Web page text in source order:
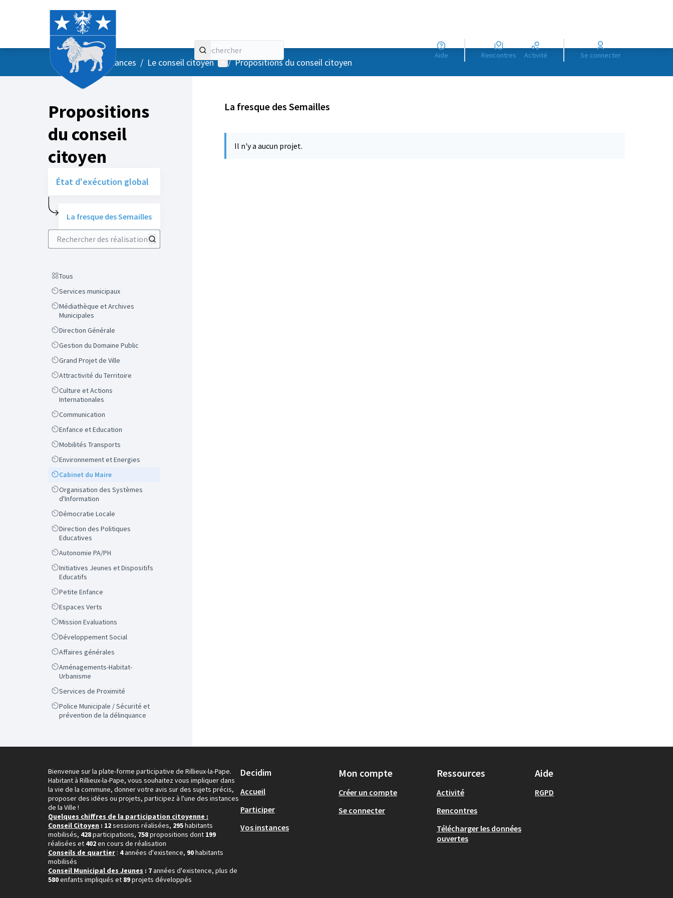
Aide Rencontres Activité Se connecter
AccueilMenu principal
/ Vos instances / Le conseil citoyen Menu utilisateur
/ Propositions du conseil citoyen
Propositions
du conseil
citoyen
État d'exécution global
La fresque des Semailles
Rechercher des réalisations
Scope
Tous
ScopeServices municipaux
Scope
Médiathèque et Archives
Municipales
ScopeDirection Générale
ScopeGestion du Domaine Public
ScopeGrand Projet de Ville
ScopeAttractivité du Territoire
Scope
Culture et Actions
Internationales
ScopeCommunication
ScopeEnfance et Education
ScopeMobilités Transports
ScopeEnvironnement et Energies
ScopeCabinet du Maire
Scope
Organisation des Systèmes
d'Information
ScopeDémocratie Locale
Scope
Direction des Politiques
Educatives
ScopeAutonomie PA/PH
Scope
Initiatives Jeunes et Dispositifs
Educatifs
ScopePetite Enfance
ScopeEspaces Verts
ScopeMission Evaluations
ScopeDéveloppement Social
ScopeAffaires générales
Scope
Aménagements-Habitat-
Urbanisme
ScopeServices de Proximité
Scope
Police Municipale / Sécurité et
prévention de la délinquance
La fresque des Semailles
Il n'y a aucun projet.
Bienvenue sur la plate-forme participative de Rillieux-la-Pape.
Habitant à Rillieux-la-Pape, vous souhaitez vous impliquer dans
la vie de la commune, donner votre avis sur des sujets précis,
proposer des idées ou projets, participez à l'une des instances
de la Ville !
Quelques chiffres de la participation citoyenne :
Conseil Citoyen : 12sessions réalisées, 295habitants
mobilisés, 428participations, 758propositions dont 199
réalisées et 402en cours de réalisation
Conseils de quartier : 4années d'existence, 90habitants
mobilisés
Conseil Municipal des Jeunes : 7années d'existence, plus de
580enfants impliqués et 89projets développés
Decidim
Accueil
Participer
Vos instances
Mon compte
Créer un compte
Se connecter
Ressources
Activité
Rencontres
Télécharger les données
ouvertes
Aide
RGPD